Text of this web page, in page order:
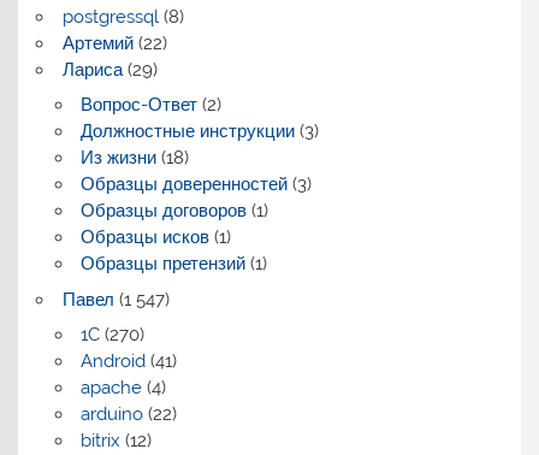
postgressql(8)
Артемий(22)
Лариса(29)
Вопрос-Ответ(2)
Должностные инструкции(3)
Из жизни(18)
Образцы доверенностей(3)
Образцы договоров(1)
Образцы исков(1)
Образцы претензий(1)
Павел (1 547)
1C(270)
Android(41)
apache(4)
arduino(22)
bitrix (12)